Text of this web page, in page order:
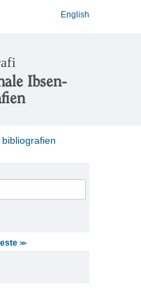
English
Ibsen-
bibliografien
>>